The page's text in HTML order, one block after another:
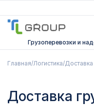
Грузоперевозки и
Главная/Логистика/
Доставка